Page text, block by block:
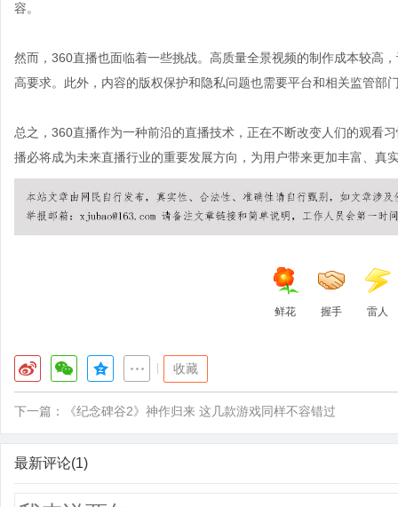
容。
然而，360直播也面临着一些挑战。高质量全景视频的制作成本较高
高要求。此外，内容的版权保护和隐私问题也需要平台和相关监管部
总之，360直播作为一种前沿的直播技术，正在不断改变人们的观看
播必将成为未来直播行业的重要发展方向，为用户带来更加丰富、真
鲜花 握手 雷人
收藏
下一篇： 《纪念碑谷2》神作归来 这几款游戏同样不容错过
最新评论(1)